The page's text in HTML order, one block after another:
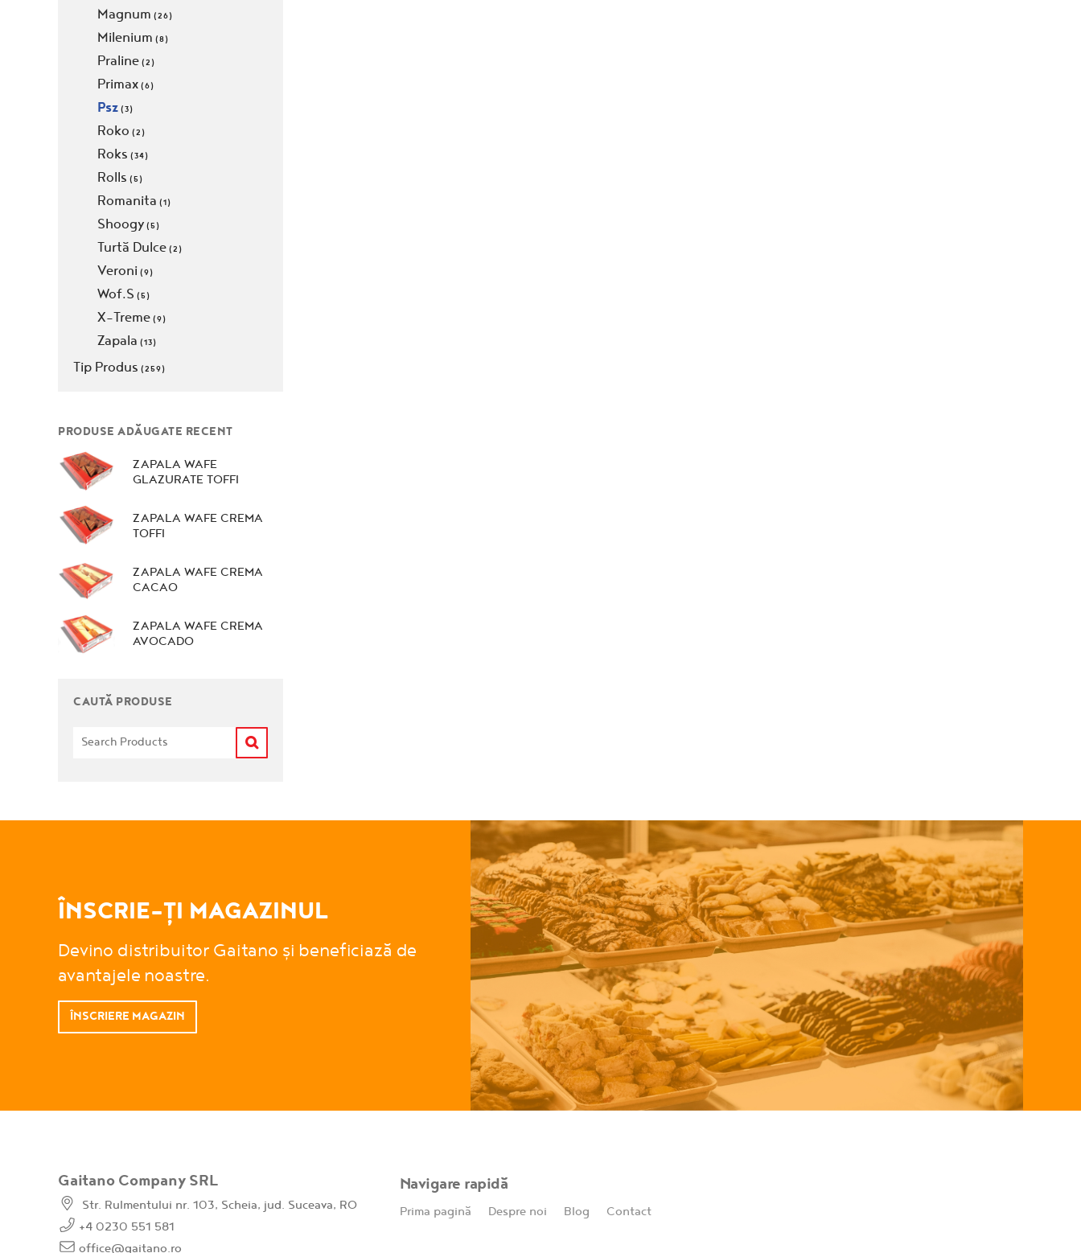
Magnum (26)
Milenium (8)
Praline (2)
Primax (6)
Psz (3)
Roko (2)
Roks (34)
Rolls (5)
Romanita (1)
Shoogy (5)
Turtă Dulce (2)
Veroni (9)
Wof.S (5)
X-Treme (9)
Zapala (13)
Tip Produs (259)
PRODUSE ADĂUGATE RECENT
ZAPALA WAFE
GLAZURATE TOFFI
ZAPALA WAFE CREMA
TOFFI
ZAPALA WAFE CREMA
CACAO
ZAPALA WAFE CREMA
AVOCADO
CAUTĂ PRODUSE
ÎNSCRIE-ȚI MAGAZINUL
Devino distribuitor Gaitano și beneficiază de
avantajele noastre.
ÎNSCRIERE MAGAZIN
Gaitano Company SRL
Str. Rulmentului nr. 103, Scheia, jud. Suceava, RO
+4 0230 551 581
office@gaitano.ro
Navigare rapidă
Prima pagină Despre noi Blog Contact